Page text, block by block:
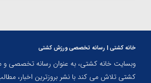
خانه کشتی | رسانه تخصصی ورزش کشتی
وبسایت خانه کشتی، به عنوان رسانه تخصصی
کشتی تلاش می کند با نشر بروزترین اخبار،